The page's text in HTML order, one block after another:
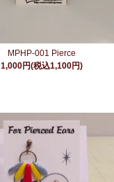
MPHP-001 Pierce
1,000円(税込1,100円)